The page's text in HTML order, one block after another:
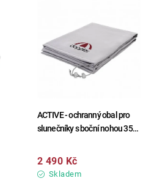
ACTIVE - ochranný obal pro
slunečníky s boční nohou 350
Skladem
2 490 Kč